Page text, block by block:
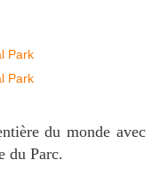
du monde avec
du Parc.